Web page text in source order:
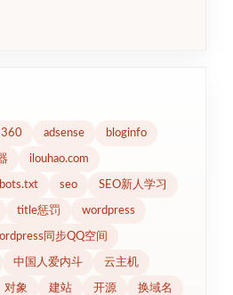
360 adsense bloginfo
ilouhao.com
seo SEO新人学习
title惩罚 wordpress
同步QQ空间
中国人爱内斗 云主机
对象 建站 开源 换域名